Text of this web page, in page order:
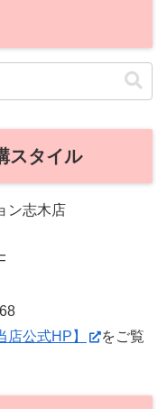
スタイル
ン志木店
店公式HP】
をご覧